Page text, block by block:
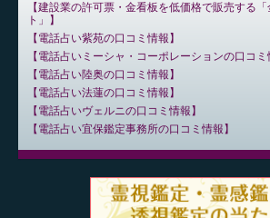
建設業の許可票・金看板を低価格で販売する
ト」
電話占い紫苑の口コミ情報
電話占いミーシャ・コーポレーションの口コミ
電話占い陸奥の口コミ情報
電話占い法蓮の口コミ情報
電話占いヴェルニの口コミ情報
電話占い宜保鑑定事務所の口コミ情報